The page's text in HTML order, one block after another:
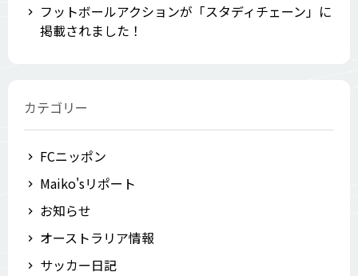
フットボールアクションが「スタディチェーン」に
掲載されました！
カテゴリー
FCニッポン
Maiko'sリポート
お知らせ
オーストラリア情報
サッカー日記